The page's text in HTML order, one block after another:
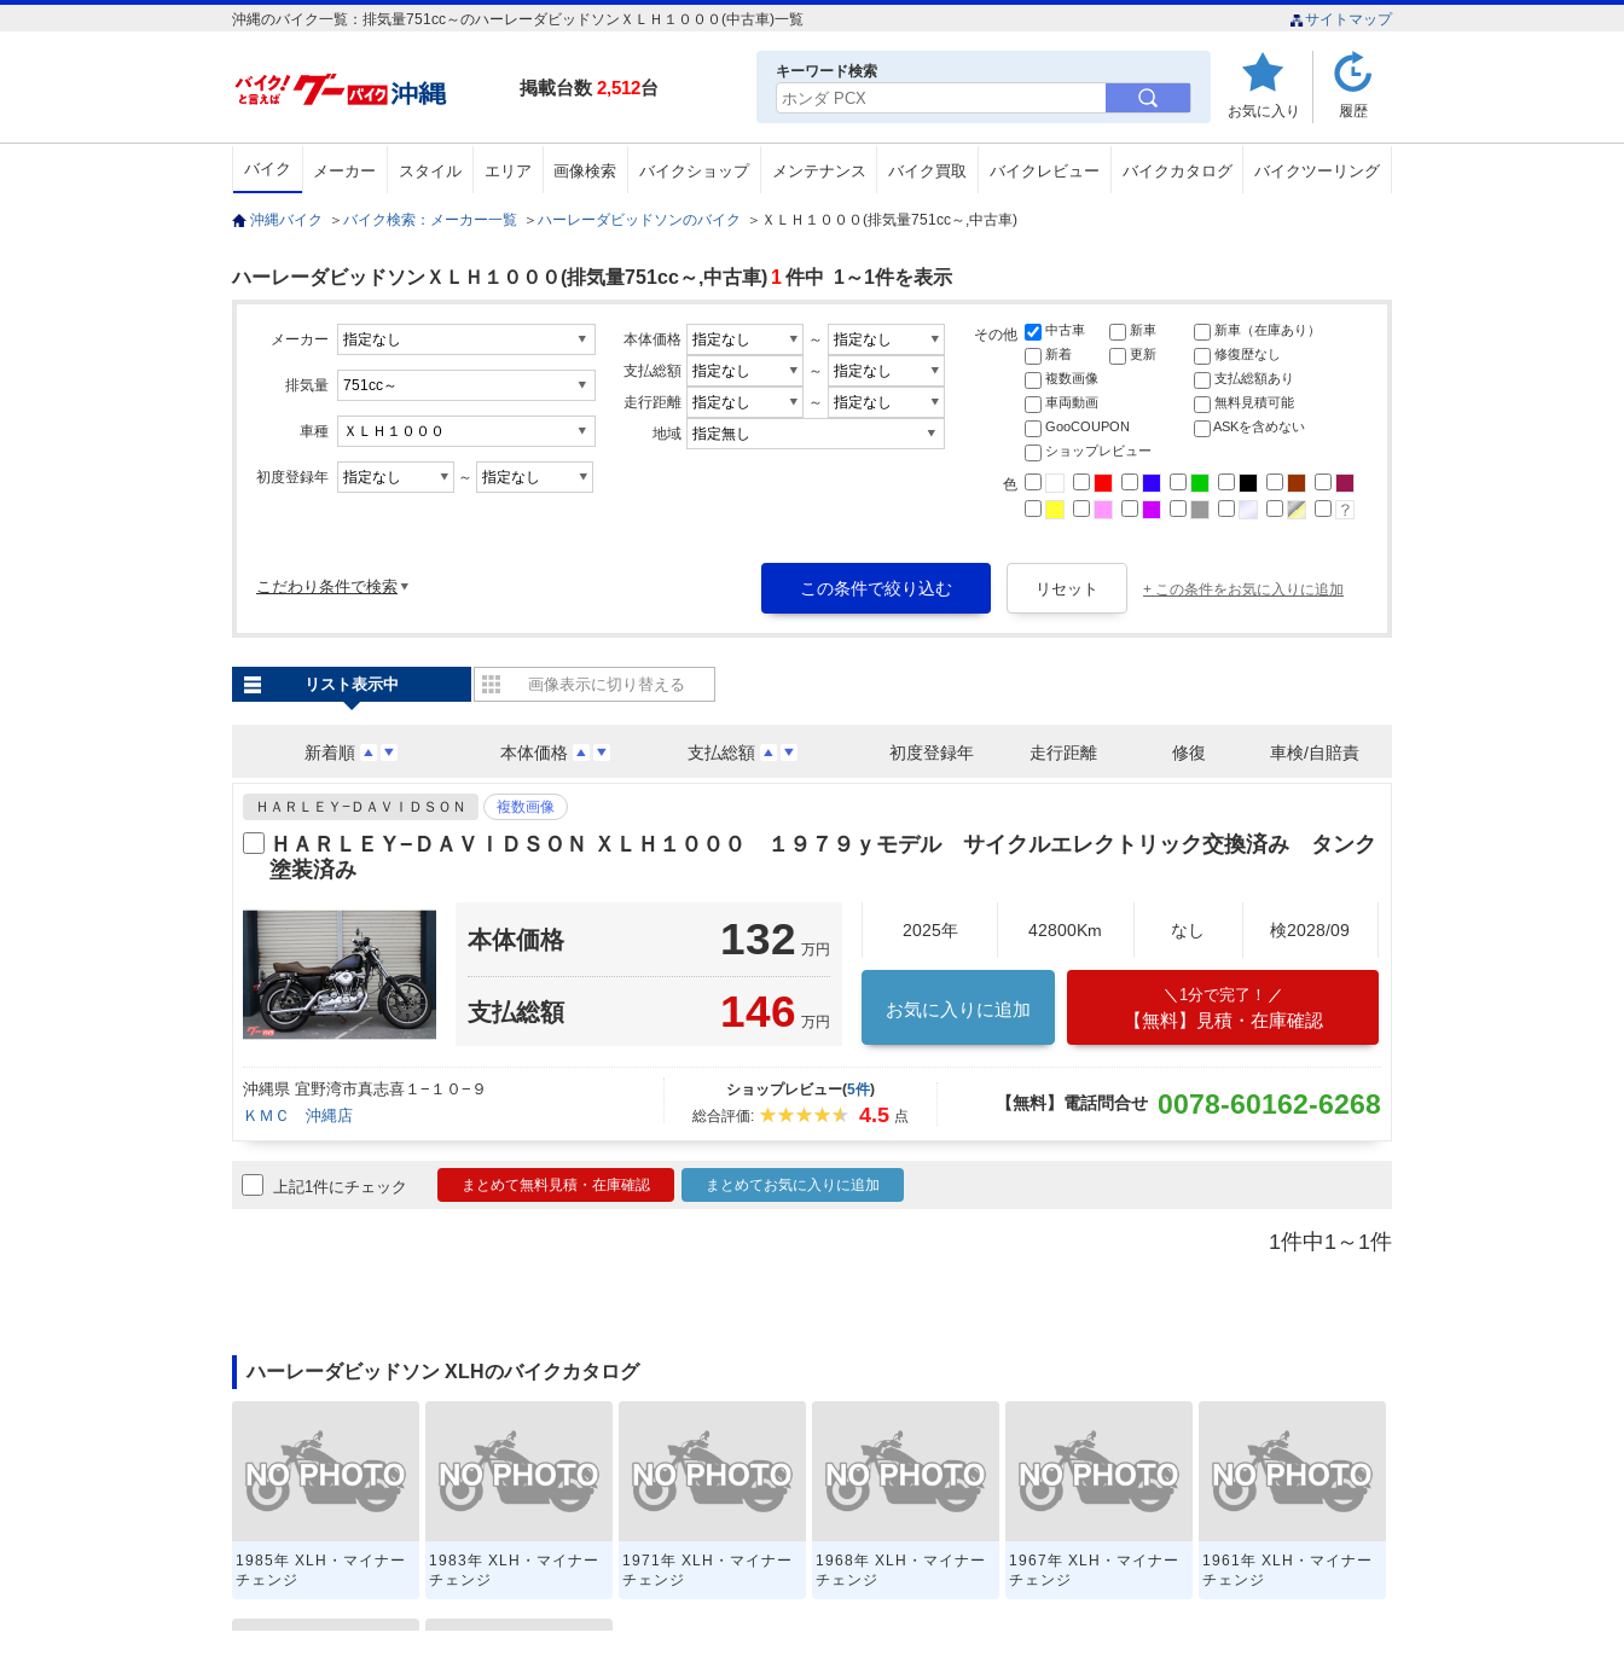
沖縄のバイク一覧：排気量751cc～のハーレーダビッドソンＸＬＨ１０００(中古車)一覧 サイトマップ
掲載台数 2,512台
キーワード検索
お気に入り 履歴
バイク メーカー スタイル エリア 画像検索 バイクショップ メンテナンス バイク買取 バイクレビュー バイクカタログ バイクツーリング
沖縄バイク ＞ バイク検索：メーカー一覧 ＞ ハーレーダビッドソンのバイク ＞ ＸＬＨ１０００(排気量751cc～,中古車)
ハーレーダビッドソンＸＬＨ１０００(排気量751cc～,中古車) 1件中 1～1件を表示
メーカー
排気量
車種
初度登録年 ～
本体価格
～
支払総額
～
走行距離
～
地域
その他 中古車 新車
新車（在庫あり）
新着
更新
修復歴なし
複数画像
支払総額あり
車両動画
無料見積可能
GooCOUPON
ASKを含めない
ショップレビュー
色
こだわり条件で検索 + この条件をお気に入りに追加
新着順 本体価格 支払総額 初度登録年 走行距離 修復 車検/自賠責
リスト表示中 画像表示に切り替える
ＨＡＲＬＥＹ−ＤＡＶＩＤＳＯＮ 複数画像
ＨＡＲＬＥＹ−ＤＡＶＩＤＳＯＮ ＸＬＨ１０００ １９７９ｙモデル サイクルエレクトリック交換済み タンク
塗装済み
本体価格 132 万円
支払総額 146 万円
2025年 42800Km なし 検2028/09
お気に入りに追加
1分で完了！
【無料】見積・在庫確認
沖縄県 宜野湾市真志喜１−１０−９
ＫＭＣ 沖縄店
ショップレビュー(5件)
総合評価:
4.5 点
【無料】電話問合せ 0078-60162-6268
上記1件にチェック まとめて無料見積・在庫確認 まとめてお気に入りに追加
1件中1～1件
ハーレーダビッドソン XLHのバイクカタログ
1985年 XLH・マイナー
チェンジ
1983年 XLH・マイナー
チェンジ
1971年 XLH・マイナー
チェンジ
1968年 XLH・マイナー
チェンジ
1967年 XLH・マイナー
チェンジ
1961年 XLH・マイナー
チェンジ